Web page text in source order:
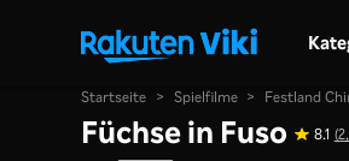
Startseite > Spielfilme > Festland
Füchse in Fuso 8.1